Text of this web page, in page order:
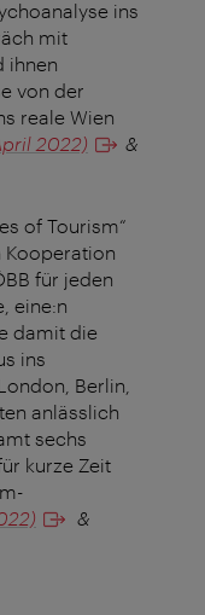
ins
mit
ihnen
von der
reale Wien
2022)
&
of Tourism“
Kooperation
für jeden
eine:n
damit die
ins
Berlin,
anlässlich
sechs
kurze Zeit
&